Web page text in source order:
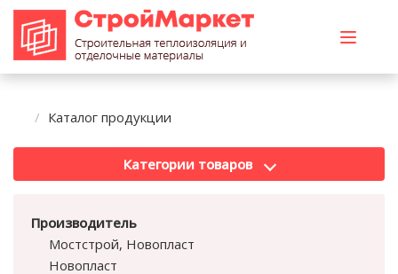
Каталог продукции
Категории товаров
Производитель
Мостстрой, Новопласт
Новопласт